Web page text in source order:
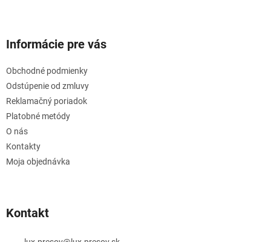
Informácie pre vás
Obchodné podmienky
Odstúpenie od zmluvy
Reklamačný poriadok
Platobné metódy
O nás
Kontakty
Moja objednávka
Kontakt